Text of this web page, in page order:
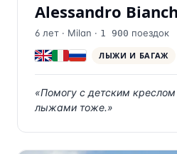
Alessandro
6 лет · Milan · 1 900 поездок
ЛЫЖИ И БАГАЖ
«Помогу с детским
лыжами тоже.»